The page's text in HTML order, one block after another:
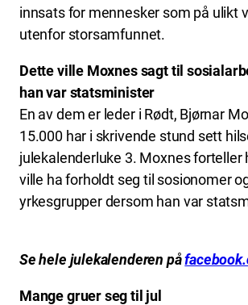
innsats for mennesker som på ulikt
utenfor storsamfunnet.
Dette ville Moxnes sagt til
han var statsminister
En av dem er leder i Rødt, Bjørnar
15.000 har i skrivende stund sett
julekalenderluke 3. Moxnes forteller
ville ha forholdt seg til sosionomer
yrkesgrupper dersom han var
Se hele julekalenderen på
Mange gruer seg til jul